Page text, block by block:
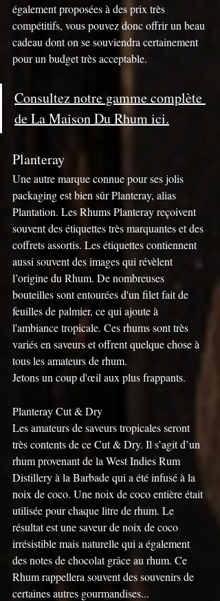
également proposées à des prix très
compétitifs, vous pouvez donc offrir un beau
cadeau dont on se souviendra certainement
pour un budget très acceptable.
Consultez notre gamme complète
de La Maison Du Rhum ici.
Planteray
Une autre marque connue pour ses jolis
packaging est bien sûr Planteray, alias
Plantation. Les Rhums Planteray reçoivent
souvent des étiquettes très marquantes et des
coffrets assortis. Les étiquettes contiennent
aussi souvent des images qui révèlent
l’origine du Rhum. De nombreuses
bouteilles sont entourées d'un filet fait de
feuilles de palmier, ce qui ajoute à
l'ambiance tropicale. Ces rhums sont très
variés en saveurs et offrent quelque chose à
tous les amateurs de rhum.
Jetons un coup d'œil aux plus frappants.
Planteray Cut & Dry
Les amateurs de saveurs tropicales seront
très contents de ce Cut & Dry. Il s’agit d’un
rhum provenant de la West Indies Rum
Distillery à la Barbade qui a été infusé à la
noix de coco. Une noix de coco entière était
utilisée pour chaque litre de rhum. Le
résultat est une saveur de noix de coco
irrésistible mais naturelle qui a également
des notes de chocolat grâce au rhum. Ce
Rhum rappellera souvent des souvenirs de
certaines autres gourmandises...